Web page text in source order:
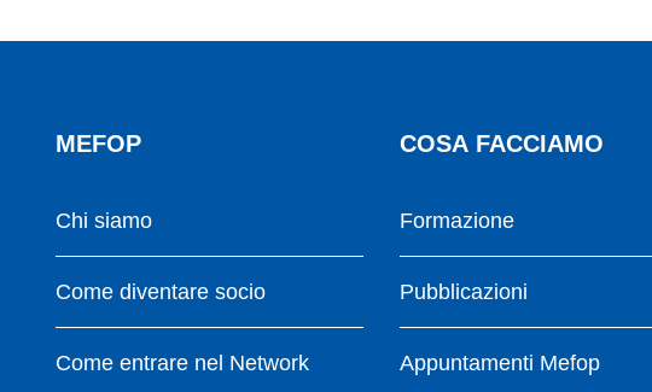
MEFOP
Chi siamo
Come diventare socio
Come entrare nel Network
COSA FACCIAMO
Formazione
Pubblicazioni
Appuntamenti Mefop